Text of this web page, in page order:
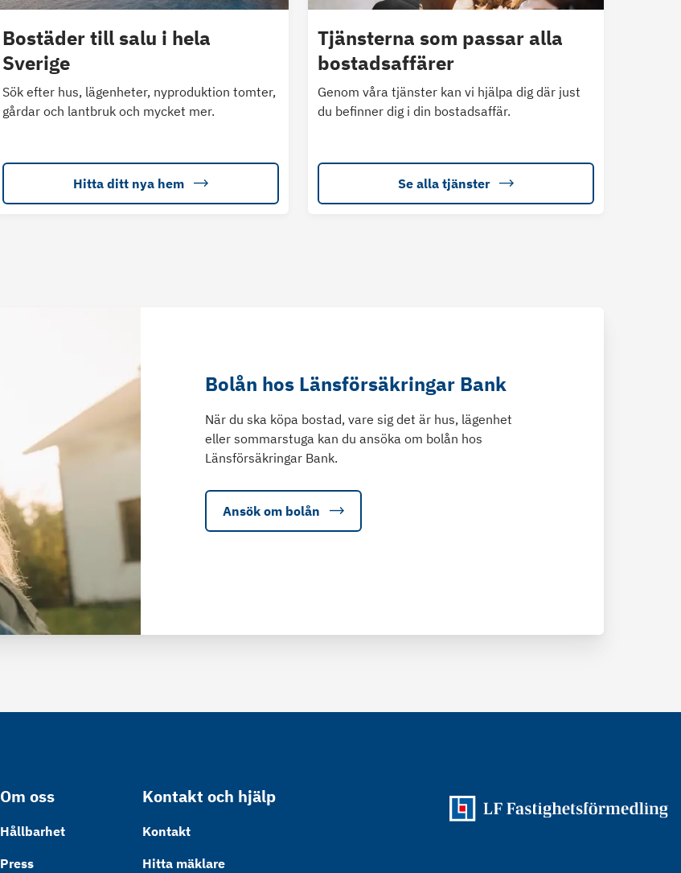
Bostäder till salu i hela
Sverige
Sök efter hus, lägenheter, nyproduktion tomter,
gårdar och lantbruk och mycket mer.
Hitta ditt nya hem
Tjänsterna som passar alla
bostadsaffärer
Genom våra tjänster kan vi hjälpa dig där just
du befinner dig i din bostadsaffär.
Se alla tjänster
Bolån hos Länsförsäkringar Bank
När du ska köpa bostad, vare sig det är hus, lägenhet
eller sommarstuga kan du ansöka om bolån hos
Länsförsäkringar Bank.
Ansök om bolån
Om oss
Hållbarhet
Press
Kontakt och hjälp
Kontakt
Hitta mäklare